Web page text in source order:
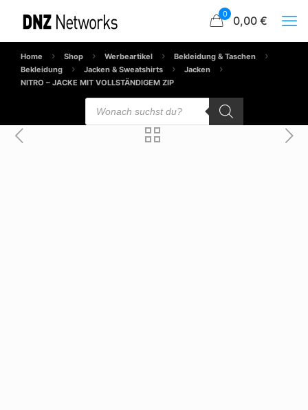
0 0,00 €
Home Shop Werbeartikel
Bekleidung & Taschen
Bekleidung
Jacken & Sweatshirts
Jacken
NITRO – JACKE MIT VOLLSTÄNDIGEM ZIP
Products
search